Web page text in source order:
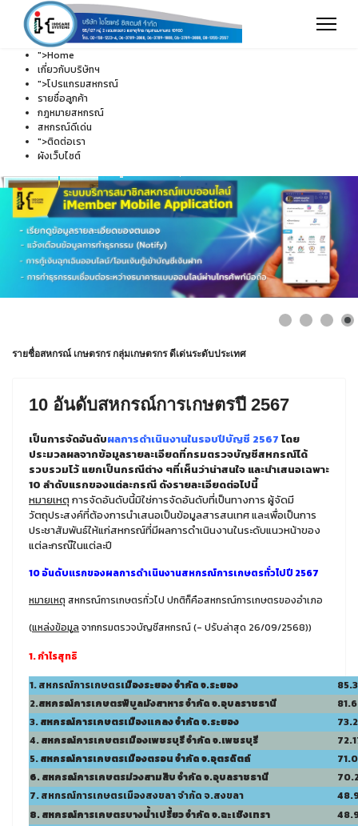
">Home
เกี่ยวกับบริษัทฯ
">โปรแกรมสหกรณ์
รายชื่อลูกค้า
กฎหมายสหกรณ์
สหกรณ์ดีเด่น
">ติดต่อเรา
ผังเว็บไซต์
รายชื่อสหกรณ์ เกษตรกร กลุ่มเกษตรกร ดีเด่นระดับประเทศ
10 อันดับสหกรณ์การเกษตรปี 2567
เป็นการจัดอันดับผลการดำเนินงานในรอบปีบัญชี 2567 โดย
ประมวลผลจากข้อมูลรายละเอียดที่กรมตรวจบัญชีสหกรณ์ได้
รวบรวมไว้ แยกเป็นกรณีต่าง ๆที่เห็นว่าน่าสนใจ และนำเสนอเฉพาะ
10 ลำดับแรกของแต่ละกรณี ดังรายละเอียดต่อไปนี้
หมายเหตุการจัดอันดับนี้มิใช่การจัดอันดับที่เป็นทางการ ผู้จัดมี
วัตถุประสงค์ที่ต้องการนำเสนอเป็นข้อมูลสารสนเทศ และเพื่อเป็นการ
ประชาสัมพันธ์ให้แก่สหกรณ์ที่มีผลการดำเนินงานในระดับแนวหน้าของ
แต่ละกรณ๊ในแต่ละปี
10 อันดับแรกของผลการดำเนินงานสหกรณ์การเกษตรทั่วไปปี 2567
หมายเหตุ สหกรณ์การเกษตรทั่วไป ปกติก็คือสหกรณ์การเกษตรของอำเภอ
(แหล่งข้อมูล จากกรมตรวจบัญชีสหกรณ์ (- ปรับล่าสุด 26/09/2568))
1. กำไรสุทธิ
1. สหกรณ์การเกษตรเมืองระยอง จำกัด จ.ระยอง
2.สหกรณ์การเกษตรพิบูลมังสาหารจำกัด จ.อุบลราชธานี
3.สหกรณ์การเกษตรเมืองแกลง จำกัด จ.ระยอง
4.สหกรณ์การเกษตรเมืองเพชรบุรี จำกัด จ.เพชรบุรี
5.สหกรณ์การเกษตรเมืองตรอน จำกัด จ.อุตรดิตถ์
6. สหกรณ์การเกษตรม่วงสามสิบ จำกัด จ.อุบลราชธานี
7. สหกรณ์การเกษตรเมืองสงขลา จำกัด จ.สงขลา
8. สหกรณ์การเกษตรบางน้ำเปรี้ยวจำกัด จ.ฉะเชิงเทรา